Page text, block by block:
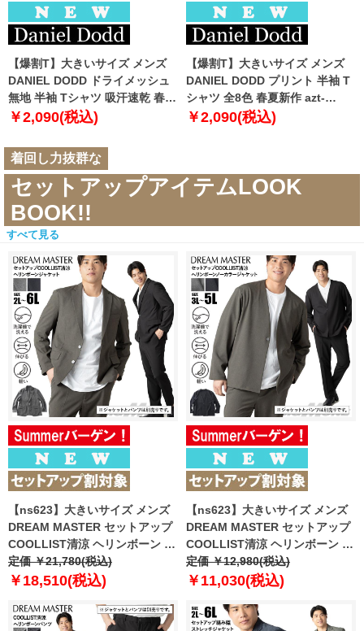
【爆割T】大きいサイズ メンズ
DANIEL DODD ドライメッシュ
無地 半袖 Tシャツ 吸汗速乾 春夏
新作 tjt-2602dry5 【fre】
￥2,090(税込)
【爆割T】大きいサイズ メンズ
DANIEL DODD プリント 半袖 T
シャツ 全8色 春夏新作 azt-
2602pt5 【fre】
￥2,090(税込)
着回し力抜群な
セットアップアイテムLOOK
BOOK!!
すべて見る
【ns623】大きいサイズ メンズ
DREAM MASTER セットアップ
COOLLIST清涼 ヘリンボーン ス
トレッチ ジャケット 軽量 ウォッ
シャブル スマリラ 春夏新作
定価 ￥21,780(税込)
￥18,510(税込)
【ns623】大きいサイズ メンズ
DREAM MASTER セットアップ
COOLLIST清涼 ヘリンボーン ス
トレッチ ノーカラー ジャケット
軽量 ウォッシャブル スマリラ 春
定価 ￥12,980(税込)
￥11,030(税込)